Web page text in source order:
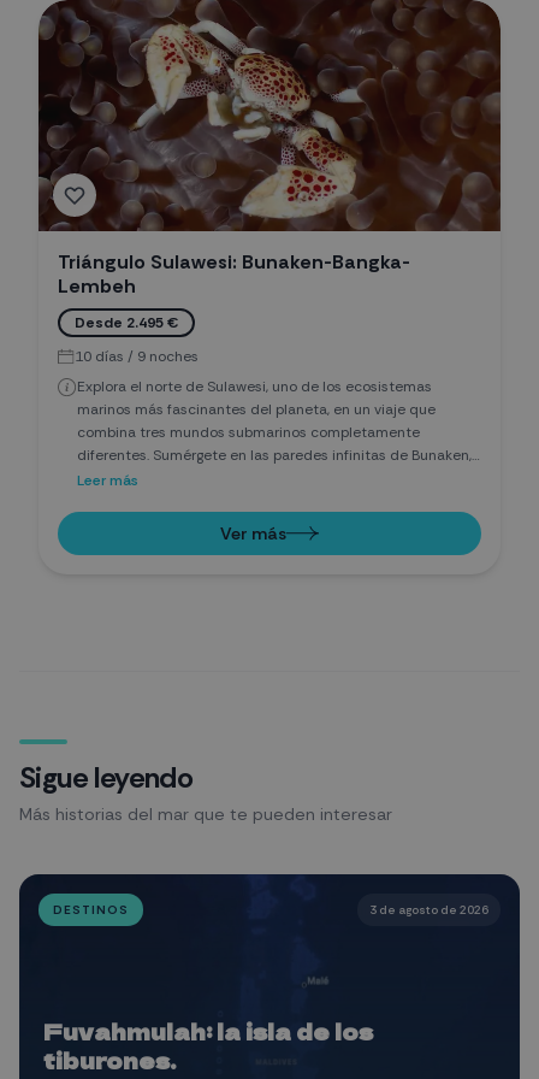
Triángulo Sulawesi: Bunaken-Bangka-
Lembeh
Desde 2.495 €
10 días / 9 noches
Explora el norte de Sulawesi, uno de los ecosistemas
marinos más fascinantes del planeta, en un viaje que
combina tres mundos submarinos completamente
diferentes. Sumérgete en las paredes infinitas de Bunaken,
rodeado de tortugas, bancos de peces y arrecifes
salvaje de Bangka; y adéntrate en Lembeh, la capital
mundial del muck diving, donde cada inmersión revela
Leer más
Ver más
Sigue leyendo
Más historias del mar que te pueden interesar
DESTINOS 3 de agosto de 2026
Fuvahmulah: la isla de los
tiburones.